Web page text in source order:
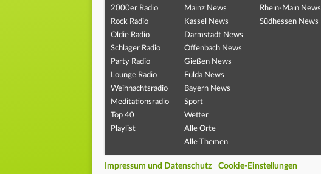
2000er Radio
Rock Radio
Oldie Radio
Schlager Radio
Party Radio
Lounge Radio
Weihnachtsradio
Meditationsradio
Top 40
Playlist
Mainz News
Kassel News
Darmstadt News
Offenbach News
Gießen News
Fulda News
Bayern News
Sport
Wetter
Alle Orte
Alle Themen
Rhein-Main News
Südhessen News
Impressum und Datenschutz Cookie-Einstellungen